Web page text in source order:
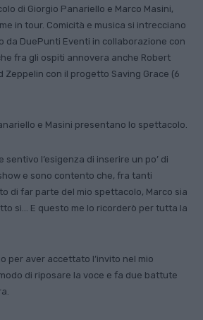
di Giorgio Panariello e Marco Masini,
in tour. Comicità e musica si intrecciano
da DuePunti Eventi in collaborazione con
fra gli ospiti annovera anche Robert
Zeppelin con il progetto Saving Grace (6
e Masini presentano lo spettacolo.
sentivo l’esigenza di inserire un po’ di
e sono contento che, fra tanti
di far parte del mio spettacolo, Marco sia
sì… E questo me lo ricorderò per tutta la
per aver accettato l’invito nel mio
di riposare la voce e fa due battute